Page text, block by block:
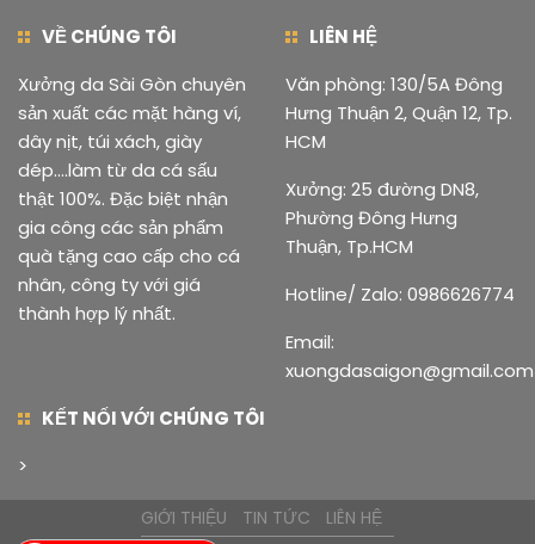
VỀ CHÚNG TÔI
Xưởng da Sài Gòn chuyên
sản xuất các mặt hàng ví,
dây nịt, túi xách, giày
dép....làm từ da cá sấu
thật 100%. Đặc biệt nhận
gia công các sản phẩm
quà tặng cao cấp cho cá
nhân, công ty với giá
thành hợp lý nhất.
LIÊN HỆ
Văn phòng: 130/5A Đông
Hưng Thuận 2, Quận 12, Tp.
HCM
Xưởng: 25 đường DN8,
Phường Đông Hưng
Thuận, Tp.HCM
Hotline/ Zalo: 0986626774
Email:
xuongdasaigon@gmail.com
KẾT NỐI VỚI CHÚNG TÔI
>
GIỚI THIỆU TIN TỨC LIÊN HỆ